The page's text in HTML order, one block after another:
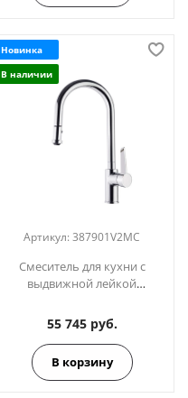
Новинка
В наличии
Артикул:387901V2MC
Смеситель для кухни с
выдвижной лейкой
55 745 руб.
В корзину